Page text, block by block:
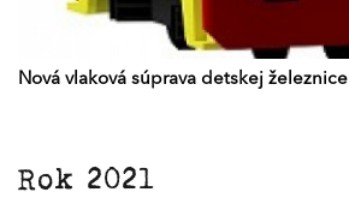
Nová vlaková súprava detskej železnice
Rok 2021